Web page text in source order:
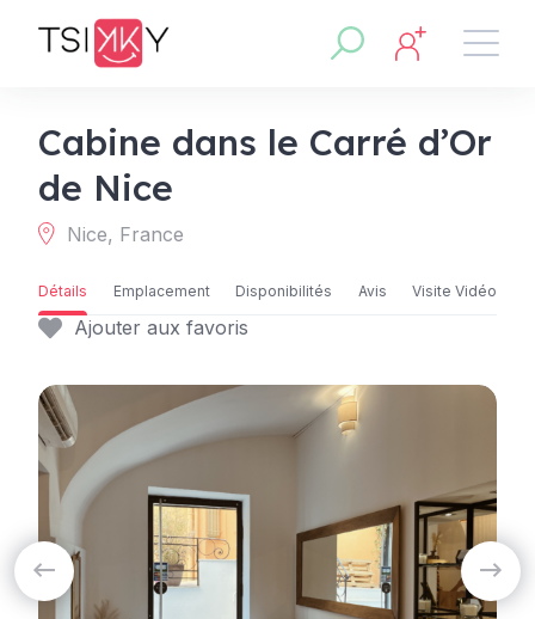
Cabine dans le Carré d’Or
de Nice
Nice, France
Ajouter aux favoris
Détails Emplacement Disponibilités Avis Visite Vidéo